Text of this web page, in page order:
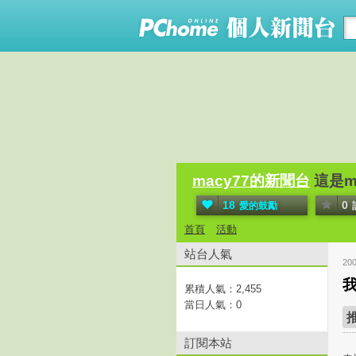
macy77的新聞台 這是
18 愛的鼓勵 0
首頁 活動
站台人氣
累積人氣： 2,455
當日人氣： 0
訂閱本站